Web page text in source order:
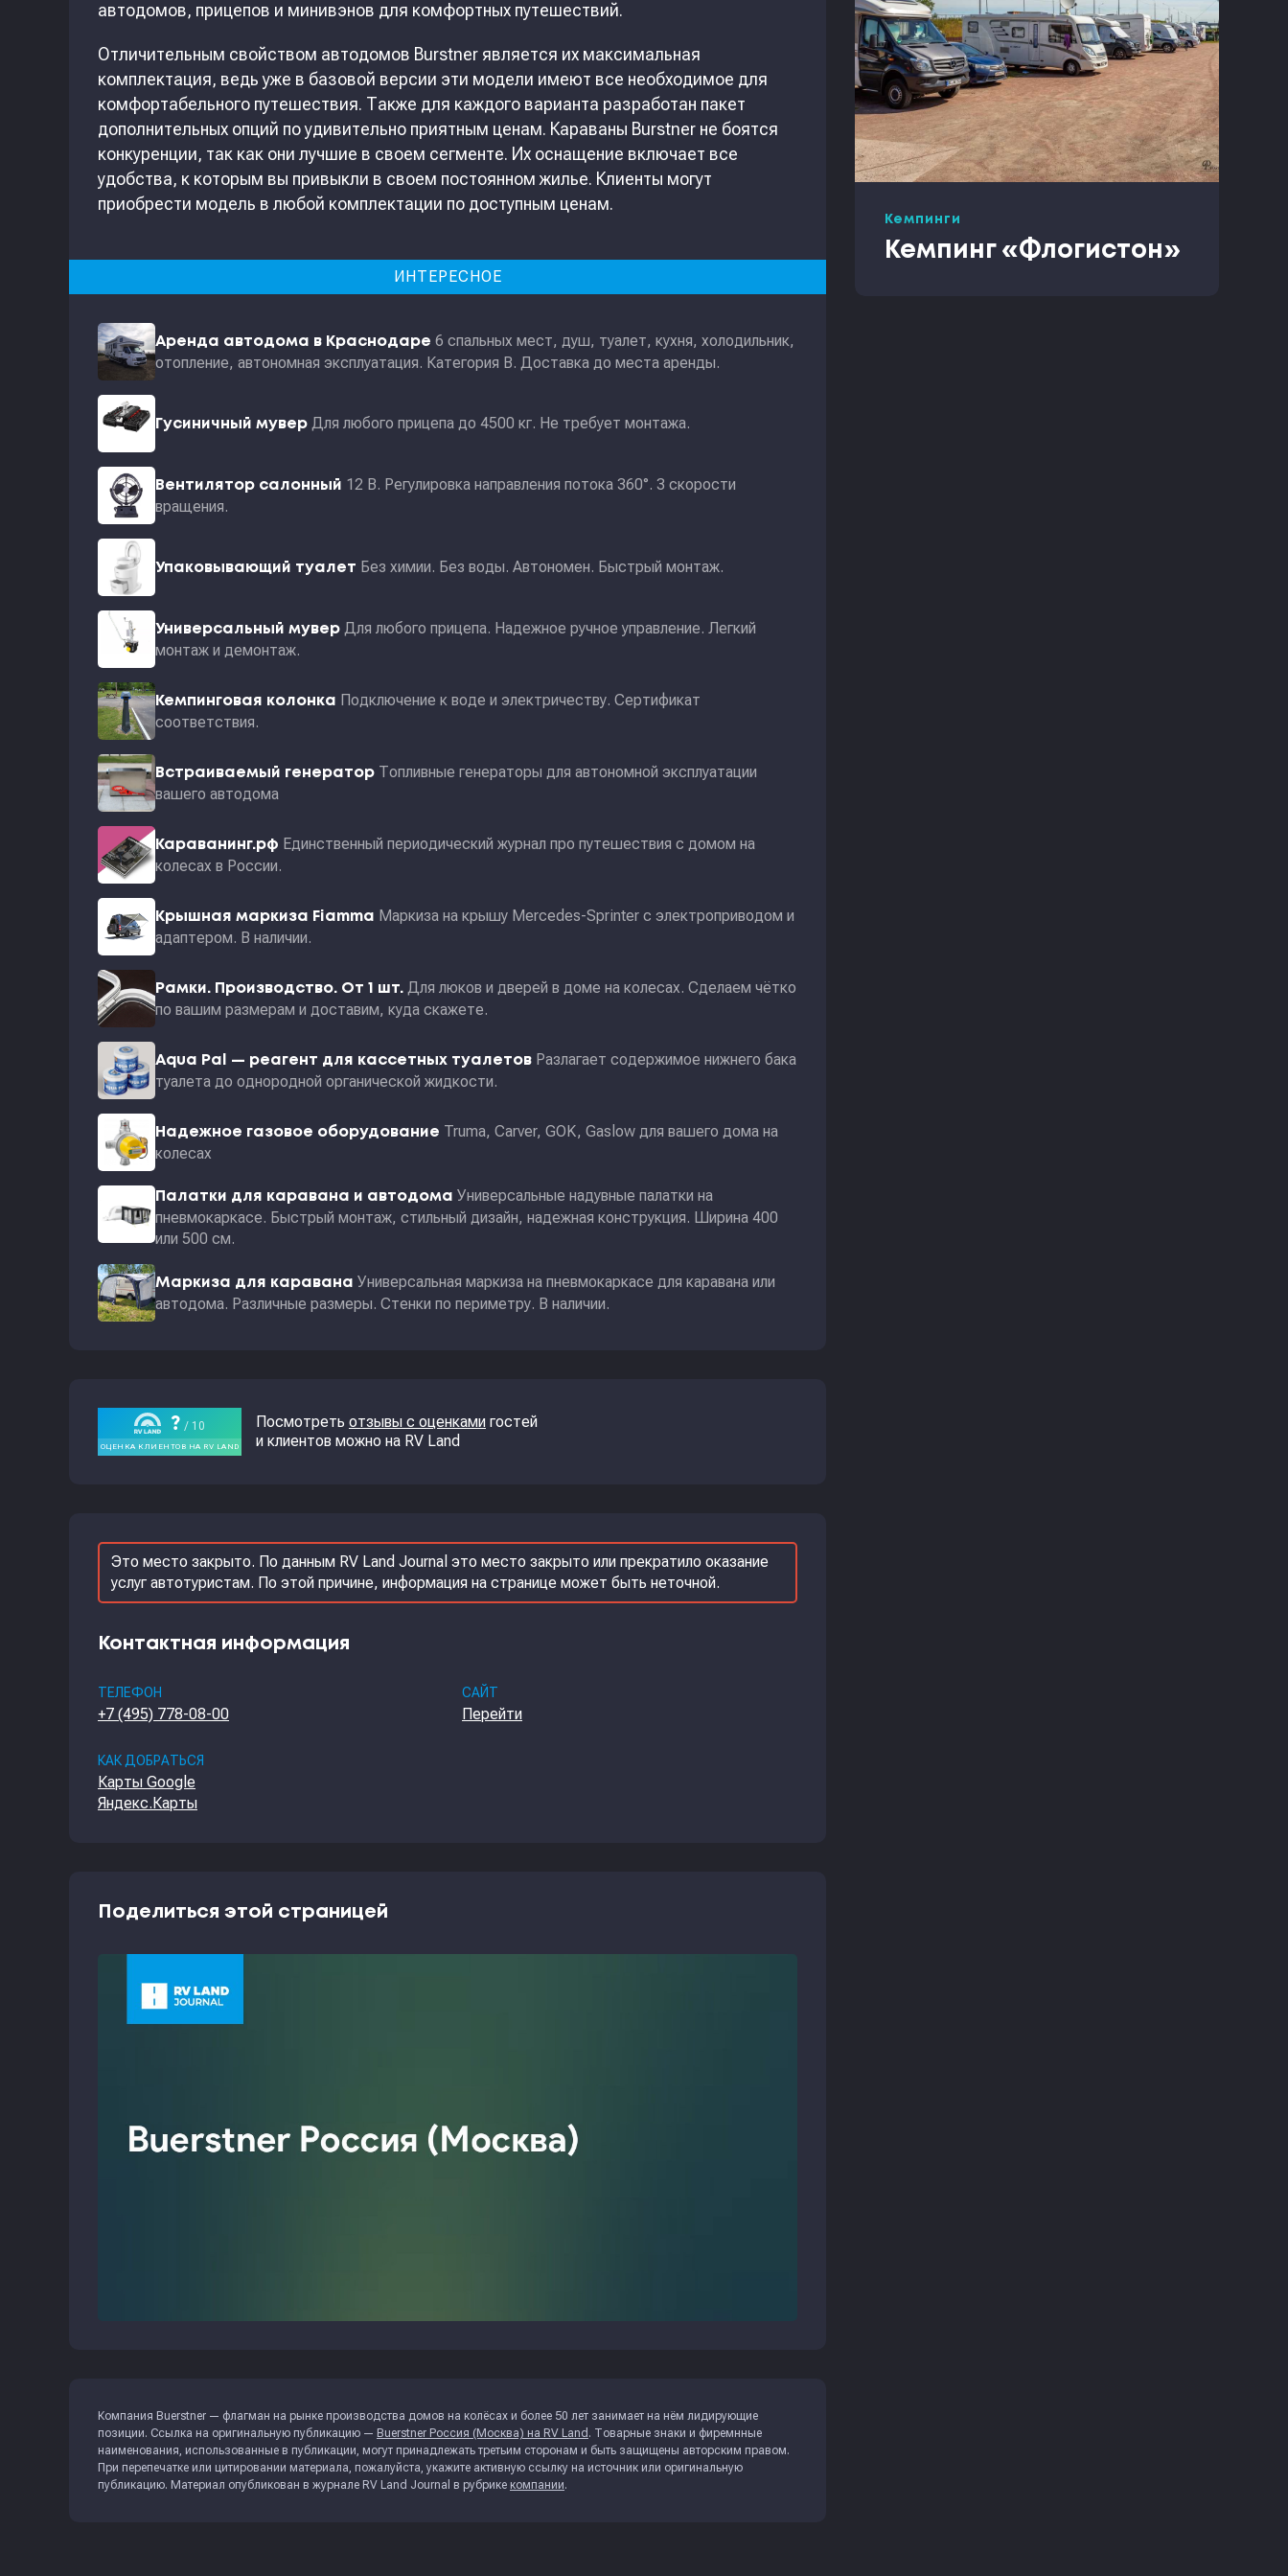
автодомов, прицепов и минивэнов для комфортных путешествий.
Отличительным свойством автодомов Burstner является их максимальная
комплектация, ведь уже в базовой версии эти модели имеют все необходимое для
комфортабельного путешествия. Также для каждого варианта разработан пакет
дополнительных опций по удивительно приятным ценам. Караваны Burstner не боятся
конкуренции, так как они лучшие в своем сегменте. Их оснащение включает все
удобства, к которым вы привыкли в своем постоянном жилье. Клиенты могут
приобрести модель в любой комплектации по доступным ценам.
ИНТЕРЕСНОЕ
Аренда автодома в Краснодаре 6 спальных мест, душ, туалет, кухня, холодильник,
отопление, автономная эксплуатация. Категория В. Доставка до места аренды.
Гусиничный мувер Для любого прицепа до 4500 кг. Не требует монтажа.
Вентилятор салонный 12 В. Регулировка направления потока 360°. 3 скорости
вращения.
Упаковывающий туалет Без химии. Без воды. Автономен. Быстрый монтаж.
Универсальный мувер Для любого прицепа. Надежное ручное управление. Легкий
монтаж и демонтаж.
Кемпинговая колонка Подключение к воде и электричеству. Сертификат
соответствия.
Встраиваемый генератор Топливные генераторы для автономной эксплуатации
вашего автодома
Караванинг.рф Единственный периодический журнал про путешествия с домом на
колесах в России.
Крышная маркиза Fiamma Маркиза на крышу Mercedes-Sprinter с электроприводом и
адаптером. В наличии.
Рамки. Производство. От 1 шт. Для люков и дверей в доме на колесах. Сделаем чётко
по вашим размерам и доставим, куда скажете.
Aqua Pal — pеагент для кассетных туалетов Разлагает содержимое нижнего бака
туалета до однородной органической жидкости.
Надежное газовое оборудование Truma, Carver, GOK, Gaslow для вашего дома на
колесах
Палатки для каравана и автодома Универсальные надувные палатки на
пневмокаркасе. Быстрый монтаж, стильный дизайн, надежная конструкция. Ширина 400
или 500 см.
Маркиза для каравана Универсальная маркиза на пневмокаркасе для каравана или
автодома. Различные размеры. Стенки по периметру. В наличии.
Посмотреть отзывы с оценками гостей
и клиентов можно на RV Land
Это место закрыто. По данным RV Land Journal это место закрыто или прекратило оказание
услуг автотуристам. По этой причине, информация на странице может быть неточной.
Контактная информация
ТЕЛЕФОН
+7 (495) 778-08-00
САЙТ
Перейти
КАК ДОБРАТЬСЯ
Карты Google
Яндекс.Карты
Поделиться этой страницей
Компания Buerstner — флагман на рынке производства домов на колёсах и более 50 лет занимает на нём лидирующие
позиции. Ссылка на оригинальную публикацию — Buerstner Россия (Москва) на RV Land . Товарные знаки и фиремнные
наименования, использованные в публикации, могут принадлежать третьим сторонам и быть защищены авторским правом.
При перепечатке или цитировании материала, пожалуйста, укажите активную ссылку на источник или оригинальную
публикацию. Материал опубликован в журнале RV Land Journal в рубрике компании.
Кемпинги
Кемпинг «Флогистон»